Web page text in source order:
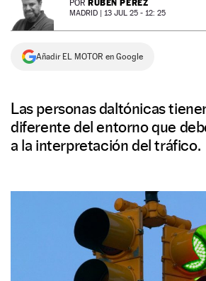
NEWSLETTER
SÍGUENOS
POR RUBÉN PÉREZ
MADRID | 13 JUL 25 - 12: 25
Añadir EL MOTOR en Google
Las personas daltónicas
diferente del entorno que
a la interpretación del tráfico.